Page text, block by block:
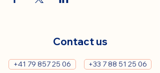
Contact us
+41 79 857 25 06 +33 7 88 51 25 06